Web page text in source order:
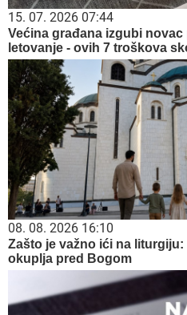
15. 07. 2026 07:44
Većina građana izgubi
letovanje - ovih 7 troškova
08. 08. 2026 16:10
Zašto je važno ići na
okuplja pred Bogom